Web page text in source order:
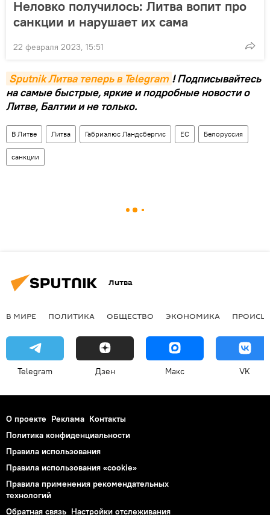
Неловко получилось: Литва вопит про
санкции и нарушает их сама
22 февраля 2023, 15:51
Sputnik Литва теперь в Telegram ! Подписывайтесь
на самые быстрые, яркие и подробные новости о
Литве, Балтии и не только.
В Литве Литва Габриэлюс Ландсбергис ЕС Белоруссия
санкции
Литва
В МИРЕ ПОЛИТИКА ОБЩЕСТВО ЭКОНОМИКА
Telegram Дзен Макс VK
О проекте Реклама Контакты
Политика конфиденциальности
Правила использования
Правила использования «cookie»
Правила применения рекомендательных
технологий
Обратная связь Настройки отслеживания